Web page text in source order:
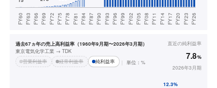
過去67ヵ年の売上高利益率（1960年9月期〜2026年3月期）
東京電気化学工業 → TDK
営業利益率
経常利益率 純利益率 単位：%
直近の純利益率
7.8%
2026年3月期